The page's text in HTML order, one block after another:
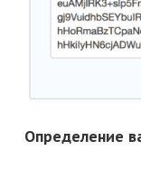
Определение